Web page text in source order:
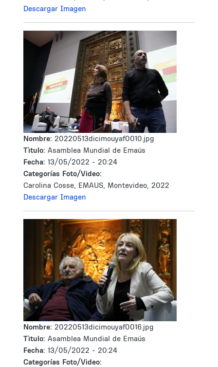
Descargar Imagen
Nombre: 20220513dicimouyaf0010.jpg
Tìtulo: Asamblea Mundial de Emaús
Fecha: 13/05/2022 - 20:24
Categorías Foto/Video:
Carolina Cosse, EMAUS, Montevideo, 2022
Descargar Imagen
Nombre: 20220513dicimouyaf0016.jpg
Tìtulo: Asamblea Mundial de Emaús
Fecha: 13/05/2022 - 20:24
Categorías Foto/Video: